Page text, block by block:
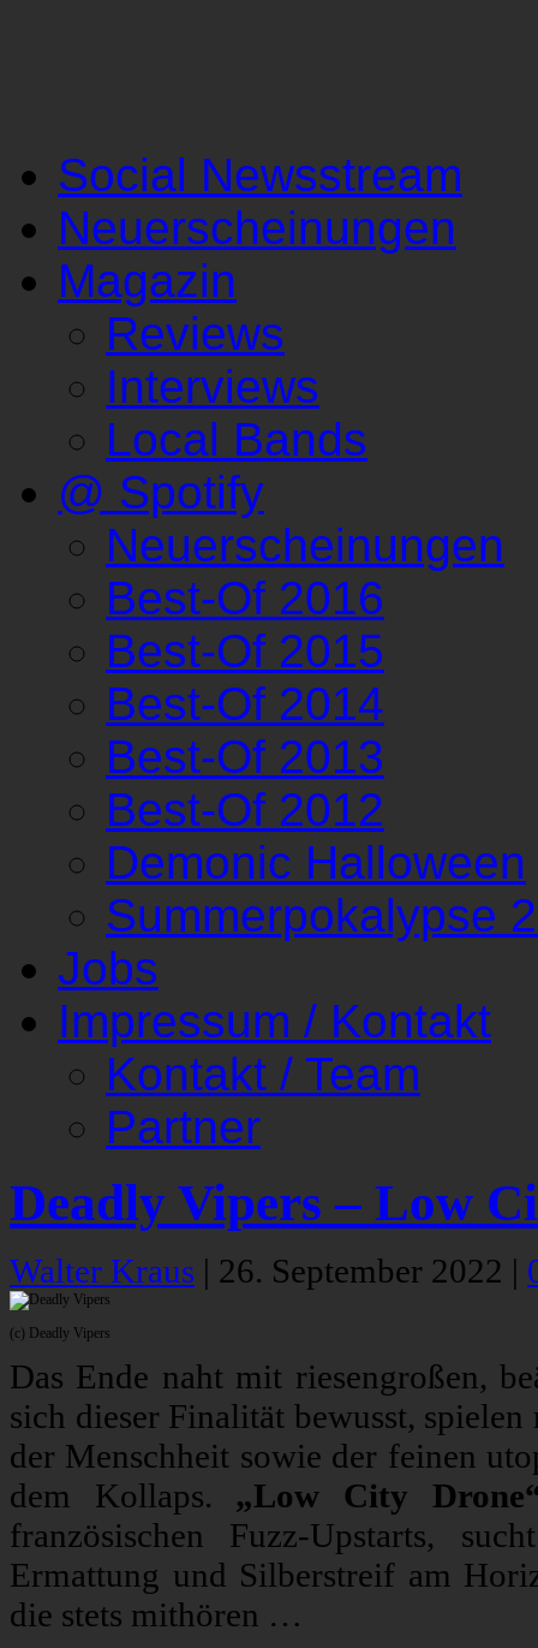
Social Newsstream
Neuerscheinungen
Magazin
Reviews
Interviews
Local Bands
@ Spotify
Neuerscheinungen
Best-Of 2016
Best-Of 2015
Best-Of 2014
Best-Of 2013
Best-Of 2012
Demonic Halloween
Summerpokalypse
Jobs
Impressum / Kontakt
Kontakt / Team
Partner
Deadly Vipers – Low
Walter Kraus | 26. September 2022 |
(c) Deadly Vipers
Das Ende naht mit riesengroßen,
sich dieser Finalität bewusst,
der Menschheit sowie der feinen
dem Kollaps. „Low City
französischen Fuzz-Upstarts,
Ermattung und Silberstreif am
die stets mithören …